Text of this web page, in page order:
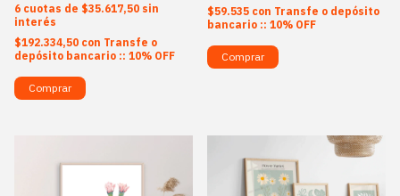
6 $35.617,50 sin
interés
$192.334,50 con Transfe o
depósito bancario :: 10% OFF
Comprar
$59.535 con Transfe o depósito
bancario :: 10% OFF
Comprar